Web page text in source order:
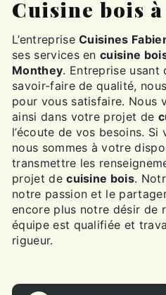
cuisine bois
L’entrepriseCuisines
ses services encuisine
Monthey. Entreprise usant
savoir-faire de qualité,
pour vous satisfaire. Nous
ainsi dans votre projet de
l’écoute de vos besoins. Si
nous sommes à votre
transmettre les
projet decuisine bois.
notre passion et le
encore plus notre désir de
équipe est qualifiée et
rigueur.